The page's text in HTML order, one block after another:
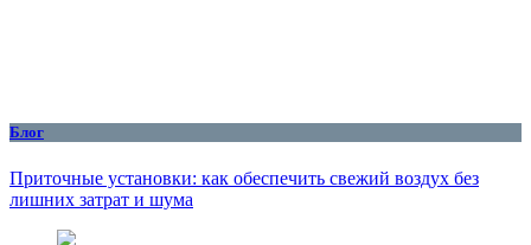
Блог
Приточные установки: как обеспечить свежий воздух без
лишних затрат и шума